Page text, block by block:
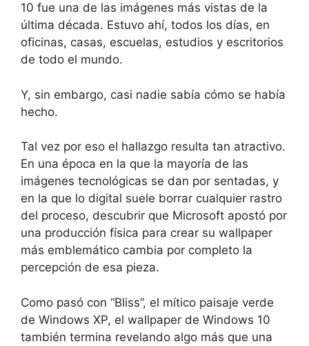
10 fue una de las imágenes más vistas de la
última década. Estuvo ahí, todos los días, en
oficinas, casas, escuelas, estudios y escritorios
de todo el mundo.
Y, sin embargo, casi nadie sabía cómo se había
hecho.
Tal vez por eso el hallazgo resulta tan atractivo.
En una época en la que la mayoría de las
imágenes tecnológicas se dan por sentadas, y
en la que lo digital suele borrar cualquier rastro
del proceso, descubrir que Microsoft apostó por
una producción física para crear su wallpaper
más emblemático cambia por completo la
percepción de esa pieza.
Como pasó con “Bliss”, el mítico paisaje verde
de Windows XP, el wallpaper de Windows 10
también termina revelando algo más que una